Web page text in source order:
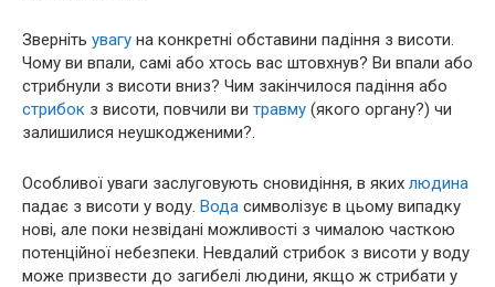
Зверніть увагу на конкретні обставини падіння з висоти.
Чому ви впали, самі або хтось вас штовхнув? Ви впали або
стрибнули з висоти вниз? Чим закінчилося падіння або
стрибок з висоти, повчили ви травму (якого органу?) чи
залишилися неушкодженими?.
Особливої уваги заслуговують сновидіння, в яких людина
падає з висоти у воду. Вода символізує в цьому випадку
нові, але поки незвідані можливості з чималою часткою
потенційної небезпеки. Невдалий стрибок з висоти у воду
може призвести до загибелі людини, якщо ж стрибати у